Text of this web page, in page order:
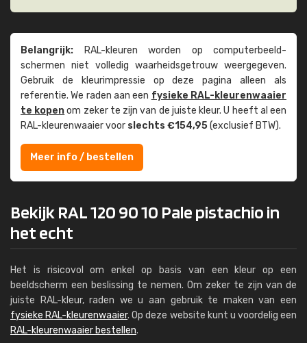
Belangrijk: RAL-kleuren worden op computer­beeld­
schermen niet volledig waarheids­­getrouw weer­gegeven.
Gebruik de kleur­impressie op deze pagina alleen als
referentie. We raden aan een fysieke RAL-kleuren­waaier
te kopenom zeker te zijn van de juiste kleur. U heeft al een
RAL-kleuren­waaier voor slechts €154,95(exclusief BTW).
Meer info / bestellen
Bekijk RAL 120 90 10 Pale pistachio in
het echt
Het is risicovol om enkel op basis van een kleur op een
beeldscherm een beslissing te nemen. Om zeker te zijn van de
juiste RAL-kleur, raden we u aan gebruik te maken van een
fysieke RAL-kleurenwaaier. Op deze website kunt u voordelig een
RAL-kleurenwaaier bestellen.